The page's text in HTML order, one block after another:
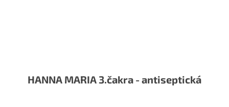
HANNA MARIA 3.čakra - antiseptická